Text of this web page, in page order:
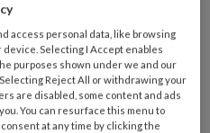
aan en lees 2
per maand
Log dan in
access personal data, like browsing
Selecting I Accept enables
purposes shown under we and our
Reject All or withdrawing your
are disabled, some content and ads
You can resurface this menu to
at any time by clicking the